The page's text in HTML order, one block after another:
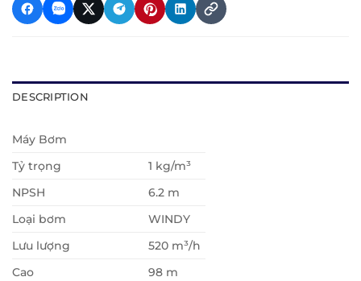
DESCRIPTION
Máy Bơm
Tỷ trọng
1 kg/m³
NPSH
6.2 m
Loại bơm
WINDY
Lưu lượng
520 m³/h
Cao
98 m